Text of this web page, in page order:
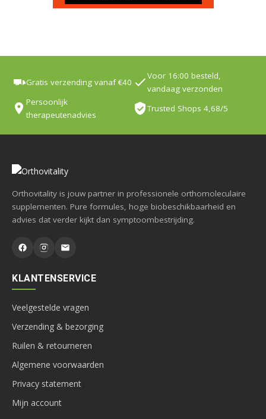
Gratis verzending vanaf €40
Voor 16:00 besteld,
vandaag verzonden
Persoonlijk
therapeutenadvies
Trusted Shops 4,68/5
Orthovitality is jouw partner in professionele orthomoleculaire
supplementen. Pure formules, hoge biobeschikbaarheid en
advies dat verder kijkt dan symptoombestrijding.
KLANTENSERVICE
Veelgestelde vragen
Verzending & bezorging
Ruilen & retourneren
Algemene voorwaarden
Privacy statement
Mijn account